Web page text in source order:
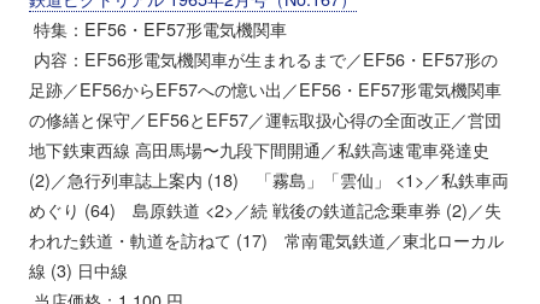
特集：EF56・EF57形電気機関車
内容：EF56形電気機関車が生まれるまで／EF56・EF57形の
足跡／EF56からEF57への憶い出／EF56・EF57形電気機関車
の修繕と保守／EF56とEF57／運転取扱心得の全面改正／営団
地下鉄東西線 高田馬場〜九段下間開通／私鉄高速電車発達史
(2)／急行列車誌上案内 (18) 「霧島」「雲仙」 <1>／私鉄車両
めぐり (64) 島原鉄道 <2>／続 戦後の鉄道記念乗車券 (2)／失
われた鉄道・軌道を訪ねて (17) 常南電気鉄道／東北ローカル
線 (3) 日中線